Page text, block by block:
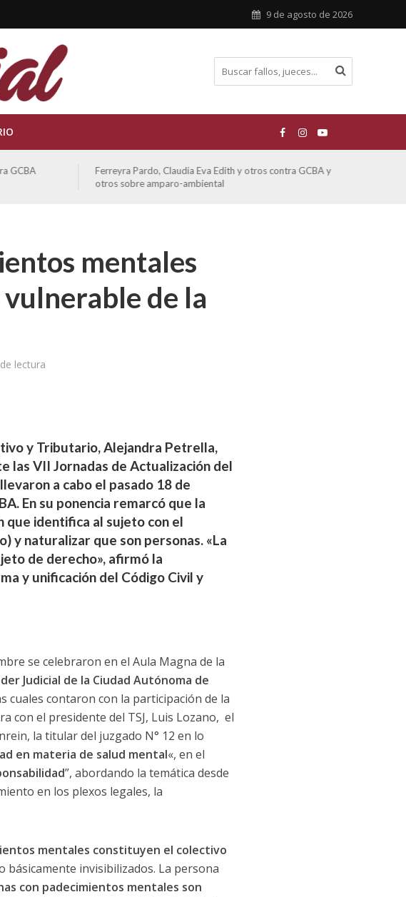
9 de agosto de 2026
GCBA
Ferreyra Pardo, Claudia Eva Edith y otros contra GCBA y
otros sobre amparo-ambiental
mentales
de la
lectura
y Tributario, Alejandra Petrella,
las VII Jornadas de Actualización del
a cabo el pasado 18 de
En su ponencia remarcó que la
que identifica al sujeto con el
y naturalizar que son personas. «La
de derecho», afirmó la
y unificación del Código Civil y
se celebraron en el Aula Magna de la
Judicial de la Ciudad Autónoma de
contaron con la participación de la
con el presidente del TSJ, Luis Lozano, el
la titular del juzgado N° 12 en lo
en materia de salud mental«, en el
”, abordando la temática desde
en los plexos legales, la
mentales constituyen el colectivo
básicamente invisibilizados. La persona
con padecimientos mentales son